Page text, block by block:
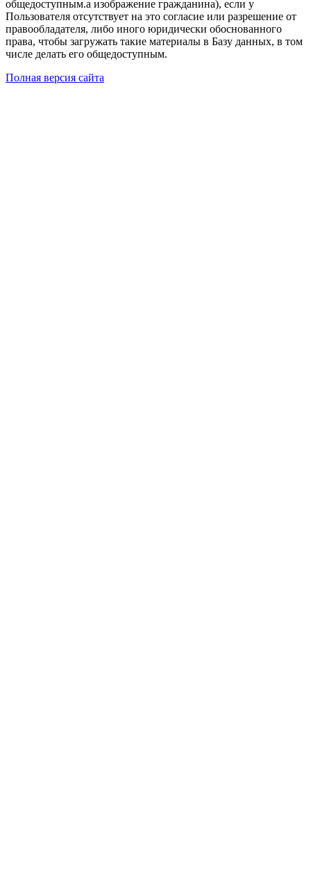
общедоступным.а изображение гражданина), если у
Пользователя отсутствует на это согласие или разрешение от
правообладателя, либо иного юридически обоснованного
права, чтобы загружать такие материалы в Базу данных, в том
числе делать его общедоступным.
Полная версия сайта